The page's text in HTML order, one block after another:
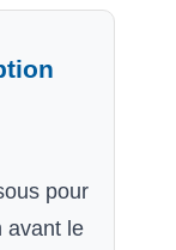
pour
avant le